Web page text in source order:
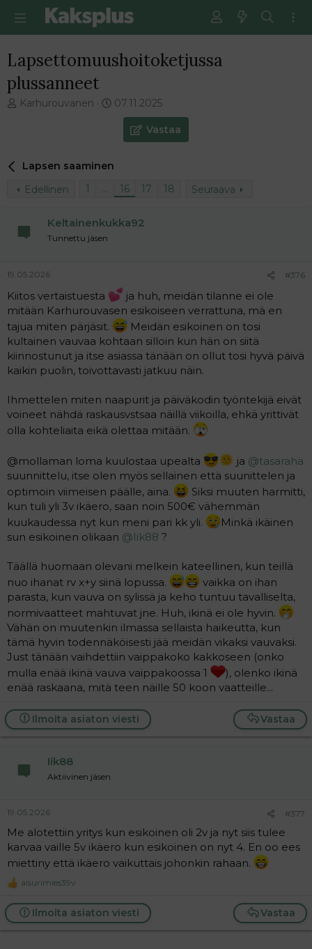
Lapsettomuushoitoketjussa
plussanneet
V
e
u
l
i
t
t
a
j
a
Karhurouvanen
E
i
e
s
t
i
07.11.2025
Vastaa
Lapsen saaminen
Edellinen
1 … 16 17 18 Seuraava
Keltainenkukka92
Tunnettu jäsen
19.05.2026 #376
Kiitos vertaistuesta
ja huh, meidän tilanne ei ole
mitään Karhurouvasen esikoiseen verrattuna, mä en
tajua miten pärjäsit.
Meidän esikoinen on tosi
kultainen vauvaa kohtaan silloin kun hän on siitä
kiinnostunut ja itse asiassa tänään on ollut tosi hyvä päivä
kaikin puolin, toivottavasti jatkuu näin.
Ihmettelen miten naapurit ja päiväkodin työntekijä eivät
voineet nähdä raskausvstsaa näillä viikoilla, ehkä yrittivät
olla kohteliaita eikä olettaa mitään.
@mollaman loma kuulostaa upealta ja @tasaraha
suunnittelu, itse olen myös sellainen että suunittelen ja
optimoin viimeisen päälle, aina.
Siksi muuten harmitti,
kun tuli yli 3v ikäero, saan noin 500€ vähemmän
kuukaudessa nyt kun meni pari kk yli.
Minkä ikäinen
sun esikoinen olikaan @Iik88 ?
Täällä huomaan olevani melkein kateellinen, kun teillä
nuo ihanat rv x+y siinä lopussa.
vaikka on ihan
parasta, kun vauva on sylissä ja keho tuntuu tavalliselta,
normivaatteet mahtuvat jne. Huh, ikinä ei ole hyvin.
Vähän on muutenkin ilmassa sellaista haikeutta, kun
tämä hyvin todennäköisesti jää meidän vikaksi vauvaksi.
Just tänään vaihdettiin vaippakoko kakkoseen (onko
mulla enää ikinä vauva vaippakoossa 1
), olenko ikinä
enää raskaana, mitä teen näille 50 koon vaatteille...
Vastaa
Ilmoita asiaton viesti
Iik88
Aktiivinen jäsen
19.05.2026 #377
Me alotettiin yritys kun esikoinen oli 2v ja nyt siis tulee
karvaa vaille 5v ikäero kun esikoinen on nyt 4. En oo ees
miettiny että ikäero vaikuttais johonkin rahaan.
R
a
c
t
aisurimies39v
Vastaa
Ilmoita asiaton viesti